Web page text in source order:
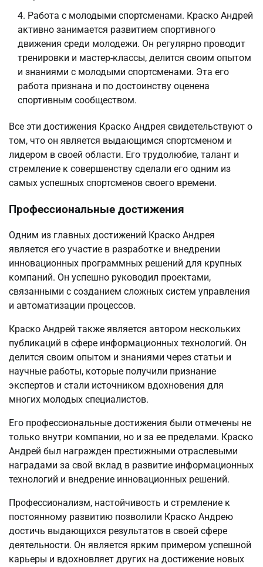
Работа с молодыми спортсменами. Краско Андрей
активно занимается развитием спортивного
движения среди молодежи. Он регулярно проводит
тренировки и мастер-классы, делится своим опытом
и знаниями с молодыми спортсменами. Эта его
работа признана и по достоинству оценена
спортивным сообществом.
Все эти достижения Краско Андрея свидетельствуют о
том, что он является выдающимся спортсменом и
лидером в своей области. Его трудолюбие, талант и
стремление к совершенству сделали его одним из
самых успешных спортсменов своего времени.
Профессиональные достижения
Одним из главных достижений Краско Андрея
является его участие в разработке и внедрении
инновационных программных решений для крупных
компаний. Он успешно руководил проектами,
связанными с созданием сложных систем управления
и автоматизации процессов.
Краско Андрей также является автором нескольких
публикаций в сфере информационных технологий. Он
делится своим опытом и знаниями через статьи и
научные работы, которые получили признание
экспертов и стали источником вдохновения для
многих молодых специалистов.
Его профессиональные достижения были отмечены не
только внутри компании, но и за ее пределами. Краско
Андрей был награжден престижными отраслевыми
наградами за свой вклад в развитие информационных
технологий и внедрение инновационных решений.
Профессионализм, настойчивость и стремление к
постоянному развитию позволили Краско Андрею
достичь выдающихся результатов в своей сфере
деятельности. Он является ярким примером успешной
карьеры и вдохновляет других на достижение новых